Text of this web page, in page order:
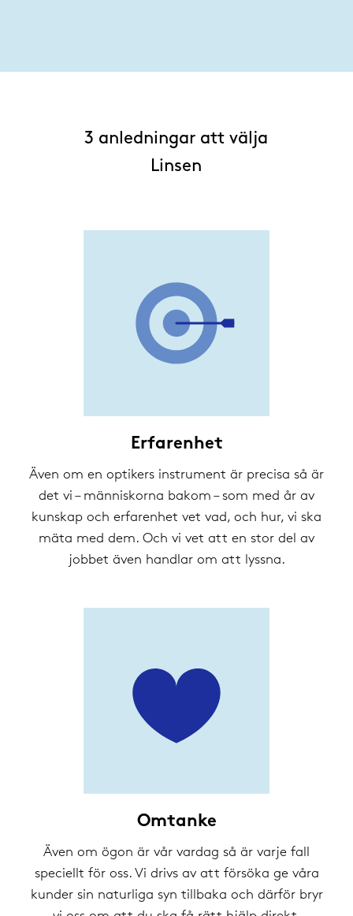
3 anledningar att välja
Linsen
Erfarenhet
Även om en optikers instrument är precisa så är
det vi – människorna bakom – som med år av
kunskap och erfarenhet vet vad, och hur, vi ska
mäta med dem. Och vi vet att en stor del av
jobbet även handlar om att lyssna.
Omtanke
Även om ögon är vår vardag så är varje fall
speciellt för oss. Vi drivs av att försöka ge våra
kunder sin naturliga syn tillbaka och därför bryr